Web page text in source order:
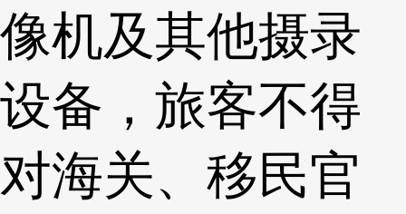
像机及其他摄录
设备，旅客不得
对海关、移民官